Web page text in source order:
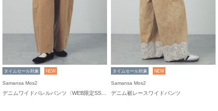
タイムセール対象 NEW
Samansa Mos2
タイムセール対象 NEW
Samansa Mos2
デニム裾レースワイドパンツ